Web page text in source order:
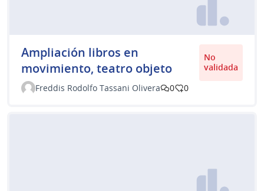
Ampliación libros en
movimiento, teatro objeto
No
validada
Freddis Rodolfo Tassani Olivera
0 0